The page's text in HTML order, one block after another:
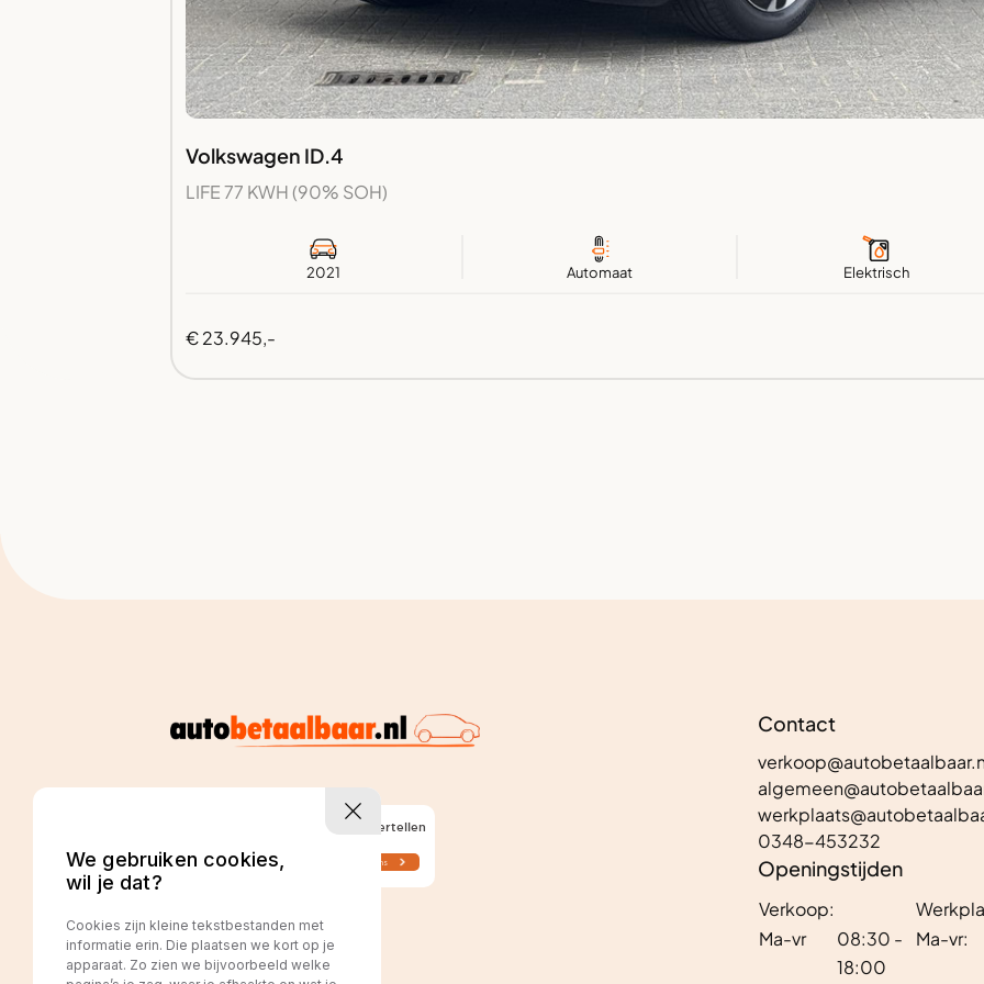
Volkswagen ID.4
LIFE 77 KWH (90% SOH)
2021 Automaat Elektrisch
€ 23.945,-
Contact
0348-453232
Openingstijden
Verkoop:
Ma-vr
08:30 -
18:00
Ma-vr:
We gebruiken cookies,
wil je dat?
Cookies zijn kleine tekstbestanden met
informatie erin. Die plaatsen we kort op je
apparaat. Zo zien we bijvoorbeeld welke